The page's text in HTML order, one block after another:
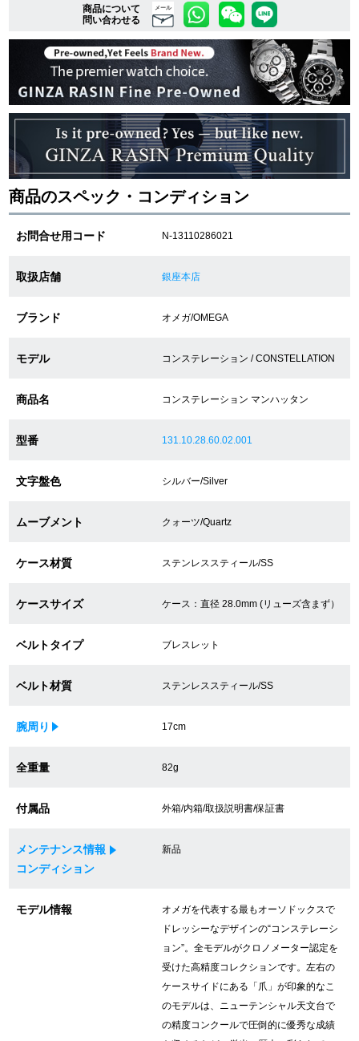
複数条件で商品を絞り込む
詳細検索はこちら
ご利用ガイド
GINZA RASINのプレミアムクオリティについて
送料・お支払方法
ショッピングローンの流れ
ショップサービス
ラッピングサービス
腕時計サイズ調整サービス
店舗受け取りサービス
店舗取り寄せサービス
75%以上保証！中古商品高価買戻し
修理・メンテナンスをご希望の方
商品について
問い合わせる
メール
商品のスペック・コンディション
お問合せ用コード N-13110286021
取扱店舗 銀座本店
ブランド オメガ/OMEGA
モデル コンステレーション / CONSTELLATION
商品名 コンステレーション マンハッタン
型番 131.10.28.60.02.001
文字盤色 シルバー/Silver
ムーブメント クォーツ/Quartz
ケース材質 ステンレススティール/SS
ケースサイズ ケース：直径 28.0mm (リューズ含まず）
ベルトタイプ ブレスレット
ベルト材質 ステンレススティール/SS
腕周り 17cm
全重量 82g
付属品 外箱/内箱/取扱説明書/保証書
メンテナンス情報
コンディション
新品
モデル情報
オメガを代表する最もオーソドックスで
ドレッシーなデザインの“コンステレーシ
ョン”。全モデルがクロノメーター認定を
受けた高精度コレクションです。左右の
ケースサイドにある「爪」が印象的なこ
のモデルは、ニューテンシャル天文台で
の精度コンクールで圧倒的に優秀な成績